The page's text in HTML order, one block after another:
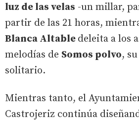
luz de las velas -un millar,
partir de las 21 horas,
Blanca Altable deleita a los
melodías de Somos polvo,
solitario.
Mientras tanto, el
Castrojeriz continúa